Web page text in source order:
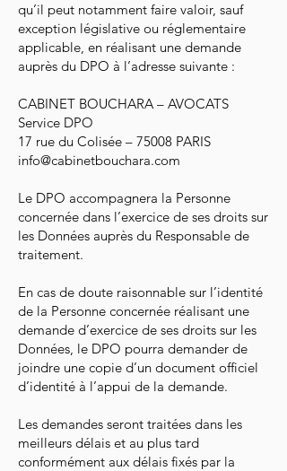
qu’il peut notamment faire valoir, sauf
exception législative ou réglementaire
applicable, en réalisant une demande
auprès du DPO à l’adresse suivante :
CABINET BOUCHARA – AVOCATS
Service DPO
17 rue du Colisée – 75008 PARIS
info@cabinetbouchara.com
Le DPO accompagnera la Personne
concernée dans l’exercice de ses droits sur
les Données auprès du Responsable de
traitement.
En cas de doute raisonnable sur l’identité
de la Personne concernée réalisant une
demande d’exercice de ses droits sur les
Données, le DPO pourra demander de
joindre une copie d’un document officiel
d’identité à l’appui de la demande.
Les demandes seront traitées dans les
meilleurs délais et au plus tard
conformément aux délais fixés par la